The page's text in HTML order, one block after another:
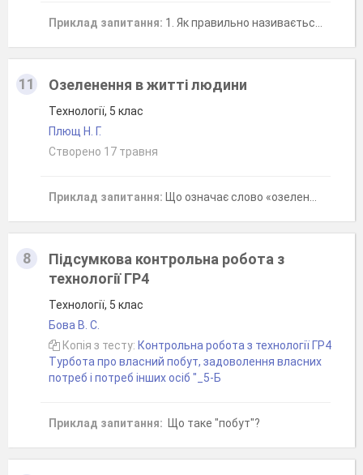
Приклад запитання: 1. Як правильно називається творча діяльність, якою ми займаємось на уроках Технології?
11 Озеленення в житті людини
Технології, 5 клас
Плющ Н. Г.
Створено 17 травня
Приклад запитання: Що означає слово «озеленення»?
8
Підсумкова контрольна робота з
технології ГР4
Технології, 5 клас
Бова В. С.
Копія з тесту: Контрольна робота з технології ГР4
Турбота про власний побут, задоволення власних
потреб і потреб інших осіб "_5-Б
Приклад запитання: Що таке "побут"?